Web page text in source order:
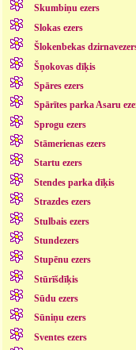
Skumbiņu ezers
Slokas ezers
Šlokenbekas
Šņokovas dīķis
Spāres ezers
Spārītes parka Asaru
Sprogu ezers
Stāmerienas ezers
Startu ezers
Stendes parka dīķis
Strazdes ezers
Stulbais ezers
Stundezers
Stupēnu ezers
Stūrīšdīķis
Sūdu ezers
Sūniņu ezers
Sventes ezers